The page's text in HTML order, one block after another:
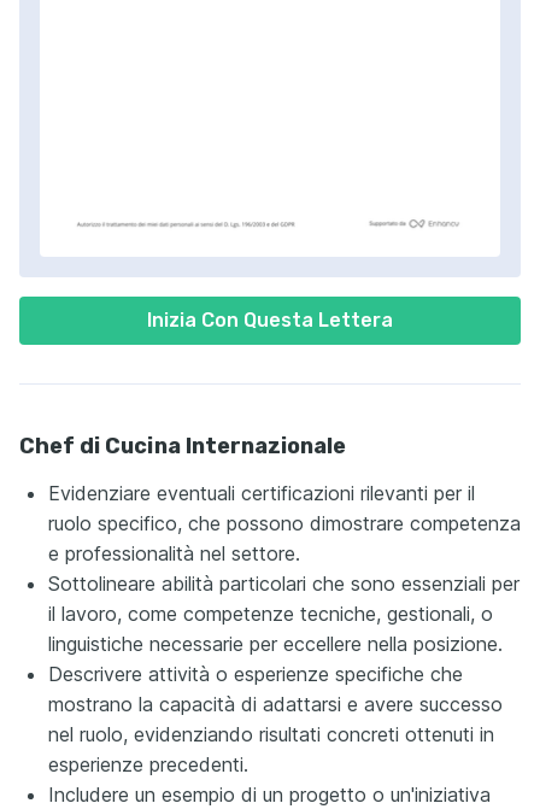
Inizia Con Questa Lettera
Chef di Cucina Internazionale
Evidenziare eventuali certificazioni rilevanti per il
ruolo specifico, che possono dimostrare competenza
e professionalità nel settore.
Sottolineare abilità particolari che sono essenziali per
il lavoro, come competenze tecniche, gestionali, o
linguistiche necessarie per eccellere nella posizione.
Descrivere attività o esperienze specifiche che
mostrano la capacità di adattarsi e avere successo
nel ruolo, evidenziando risultati concreti ottenuti in
esperienze precedenti.
Includere un esempio di un progetto o un'iniziativa